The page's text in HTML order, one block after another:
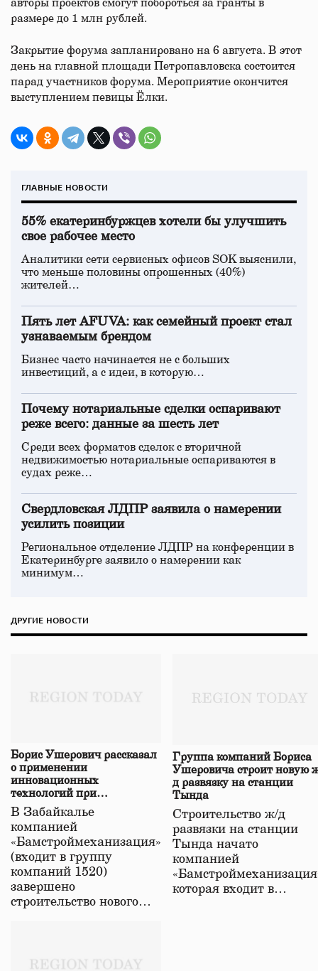
авторы проектов смогут побороться за гранты в
размере до 1 млн рублей.
Закрытие форума запланировано на 6 августа. В этот
день на главной площади Петропавловска состоится
парад участников форума. Мероприятие окончится
выступлением певицы Ёлки.
ГЛАВНЫЕ НОВОСТИ
55% екатеринбуржцев хотели бы улучшить
свое рабочее место
Аналитики сети сервисных офисов SOK выяснили,
что меньше половины опрошенных (40%)
жителей…
Пять лет AFUVA: как семейный проект стал
узнаваемым брендом
Бизнес часто начинается не с больших
инвестиций, а с идеи, в которую…
Почему нотариальные сделки оспаривают
реже всего: данные за шесть лет
Среди всех форматов сделок с вторичной
недвижимостью нотариальные оспариваются в
судах реже…
Свердловская ЛДПР заявила о намерении
усилить позиции
Региональное отделение ЛДПР на конференции в
Екатеринбурге заявило о намерении как
минимум…
ДРУГИЕ НОВОСТИ
Борис Ушерович рассказал
о применении
инновационных
технологий при
строительстве нового моста
в Забайкалье
В Забайкалье
компанией
«Бамстроймеханизация»
(входит в группу
компаний 1520)
завершено
строительство нового…
Группа компаний Бориса
Ушеровича строит новую
д развязку на станции
Тында
Строительство ж/д
развязки на станции
Тында начато
компанией
которая входит в…